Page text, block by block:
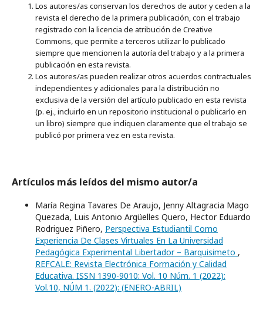
Los autores/as conservan los derechos de autor y ceden a la
revista el derecho de la primera publicación, con el trabajo
registrado con la licencia de atribución de Creative
Commons, que permite a terceros utilizar lo publicado
siempre que mencionen la autoría del trabajo y a la primera
publicación en esta revista.
Los autores/as pueden realizar otros acuerdos contractuales
independientes y adicionales para la distribución no
exclusiva de la versión del artículo publicado en esta revista
(p. ej., incluirlo en un repositorio institucional o publicarlo en
un libro) siempre que indiquen claramente que el trabajo se
publicó por primera vez en esta revista.
Artículos más leídos del mismo autor/a
María Regina Tavares De Araujo, Jenny Altagracia Mago
Quezada, Luis Antonio Argüelles Quero, Hector Eduardo
Rodriguez Piñero, Perspectiva Estudiantil Como
Experiencia De Clases Virtuales En La Universidad
Pedagógica Experimental Libertador – Barquisimeto ,
REFCALE: Revista Electrónica Formación y Calidad
Educativa. ISSN 1390-9010: Vol. 10 Núm. 1 (2022):
Vol.10, NÚM 1. (2022): (ENERO-ABRIL)